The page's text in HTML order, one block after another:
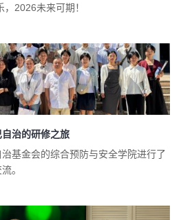
2026未来可期！
治的研修之旅
基金会的综合预防与安全学院进行了
。